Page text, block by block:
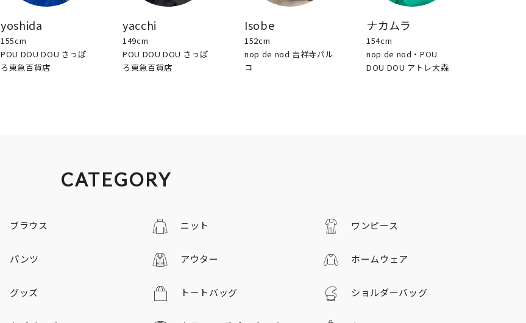
yoshida
155cm
POU DOU DOU さっぽ
ろ東急百貨店
yacchi
149cm
POU DOU DOU さっぽ
ろ東急百貨店
Isobe
152cm
nop de nod 吉祥寺パル
コ
ナカムラ
154cm
nop de nod・POU
DOU DOU アトレ大森
CATEGORY
ブラウス ニット ワンピース
パンツ アウター ホームウェア
グッズ トートバッグ ショルダーバッグ